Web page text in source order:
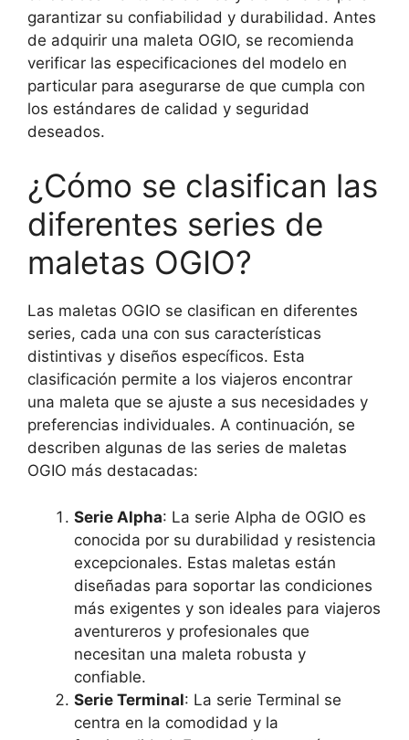
garantizar su confiabilidad y durabilidad. Antes
de adquirir una maleta OGIO, se recomienda
verificar las especificaciones del modelo en
particular para asegurarse de que cumpla con
los estándares de calidad y seguridad
deseados.
¿Cómo se clasifican las
diferentes series de
maletas OGIO?
Las maletas OGIO se clasifican en diferentes
series, cada una con sus características
distintivas y diseños específicos. Esta
clasificación permite a los viajeros encontrar
una maleta que se ajuste a sus necesidades y
preferencias individuales. A continuación, se
describen algunas de las series de maletas
OGIO más destacadas:
Serie Alpha: La serie Alpha de OGIO es
conocida por su durabilidad y resistencia
excepcionales. Estas maletas están
diseñadas para soportar las condiciones
más exigentes y son ideales para viajeros
aventureros y profesionales que
necesitan una maleta robusta y
confiable.
Serie Terminal: La serie Terminal se
centra en la comodidad y la